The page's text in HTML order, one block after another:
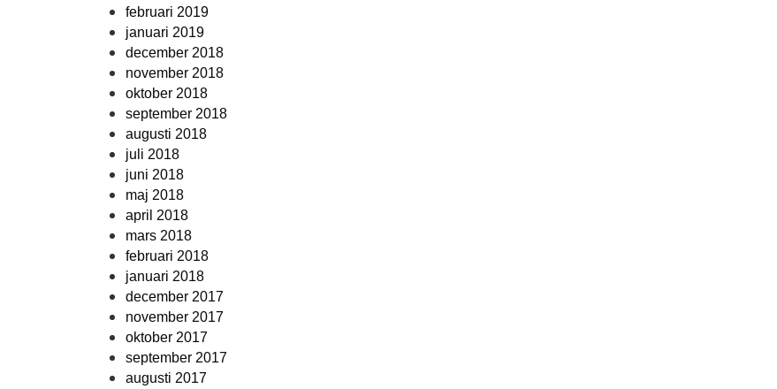
februari 2019
januari 2019
december 2018
november 2018
oktober 2018
september 2018
augusti 2018
juli 2018
juni 2018
maj 2018
april 2018
mars 2018
februari 2018
januari 2018
december 2017
november 2017
oktober 2017
september 2017
augusti 2017